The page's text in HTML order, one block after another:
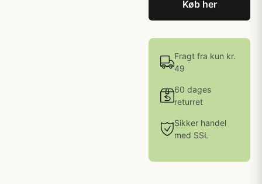
Køb her
Fragt fra kun kr.
49
60 dages
returret
Sikker handel
med SSL